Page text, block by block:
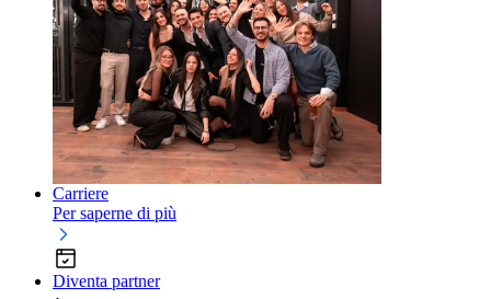
Carriere
Per saperne di più
Diventa partner